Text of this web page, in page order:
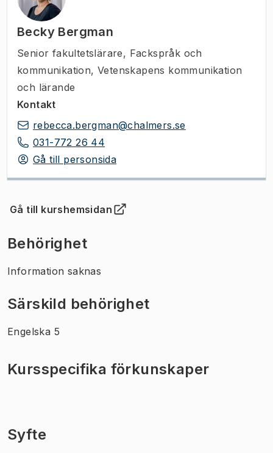
Becky Bergman
Senior fakultetslärare, Fackspråk och
kommunikation, Vetenskapens kommunikation
och lärande
Kontakt
rebecca.bergman@chalmers.se
031-772 26 44
Gå till personsida
Gå till kurshemsidan
(Öppnas i ny flik)
Behörighet
Information saknas
Särskild behörighet
Engelska 5
Kursspecifika förkunskaper
Syfte